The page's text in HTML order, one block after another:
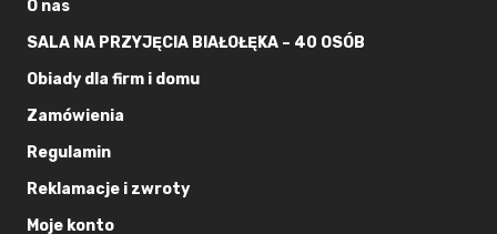
O nas
SALA NA PRZYJĘCIA BIAŁOŁĘKA – 40 OSÓB
Obiady dla firm i domu
Zamówienia
Regulamin
Reklamacje i zwroty
Moje konto